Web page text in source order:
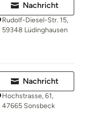
Nachricht
Rudolf-Diesel-Str. 15,
59348 Lüdinghausen
Nachricht
Hochstrasse, 61,
47665 Sonsbeck